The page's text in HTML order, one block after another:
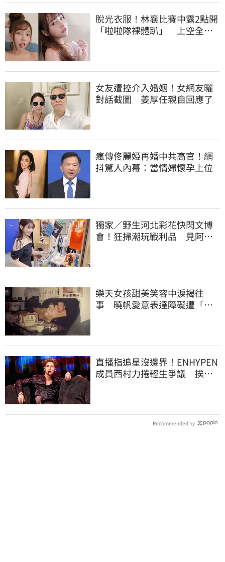
脫光衣服！林襄比賽中露2點開
「啦啦隊裸體趴」 上空全裸
女友遭控介入婚姻！女網友曬
對話截圖 姜厚任親自回應了
瘋傳佟麗婭再婚中共高官！網
抖驚人內幕：當情婦懷孕上位
獨家／野生河北彩花快閃文博
會！狂掃潮玩戰利品 見阿信
樂天女孩甜美笑容中淚揭往
事 曉帆愛意表達障礙遭「粉
直播指追星沒邊界！ENHYPEN
成員西村力捲輕生爭議 挨
Recommended by